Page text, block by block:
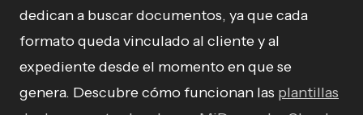
dedican a buscar documentos, ya que cada
formato queda vinculado al cliente y al
expediente desde el momento en que se
genera. Descubre cómo funcionan las plantillas